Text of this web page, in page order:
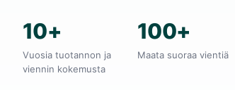
10+
Vuosia tuotannon ja
viennin kokemusta
100+
Maata suoraa vientiä